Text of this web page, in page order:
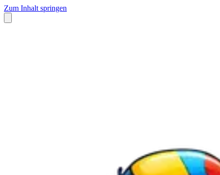
Zum Inhalt springen